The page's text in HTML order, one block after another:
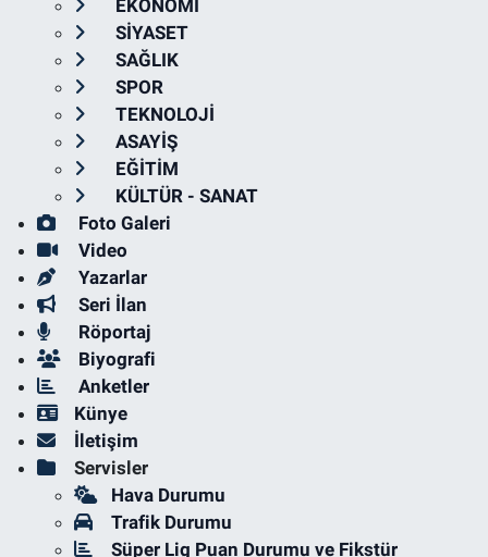
EKONOMİ
SİYASET
SAĞLIK
SPOR
TEKNOLOJİ
ASAYİŞ
EĞİTİM
KÜLTÜR - SANAT
Foto Galeri
Video
Yazarlar
Seri İlan
Röportaj
Biyografi
Anketler
Künye
İletişim
Servisler
Hava Durumu
Trafik Durumu
Süper Lig Puan Durumu ve Fikstür